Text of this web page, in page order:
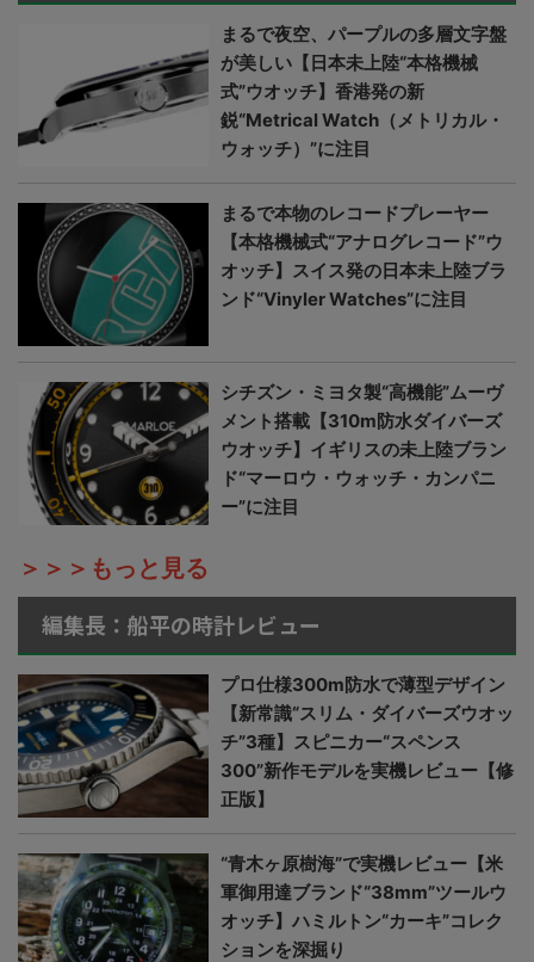
まるで夜空、パープルの多層文字盤
が美しい【日本未上陸“本格機械
式”ウオッチ】香港発の新
鋭“Metrical Watch（メトリカル・
ウォッチ）”に注目
まるで本物のレコードプレーヤー
【本格機械式“アナログレコード”ウ
オッチ】スイス発の日本未上陸ブラ
ンド“Vinyler Watches”に注目
シチズン・ミヨタ製“高機能”ムーヴ
メント搭載【310m防水ダイバーズ
ウオッチ】イギリスの未上陸ブラン
ド“マーロウ・ウォッチ・カンパニ
ー”に注目
＞＞＞もっと見る
編集長：船平の時計レビュー
プロ仕様300m防水で薄型デザイン
【新常識“スリム・ダイバーズウオッ
チ”3種】スピニカー“スペンス
300”新作モデルを実機レビュー【修
正版】
“青木ヶ原樹海”で実機レビュー【米
軍御用達ブランド“38mm”ツールウ
オッチ】ハミルトン“カーキ”コレク
ションを深掘り